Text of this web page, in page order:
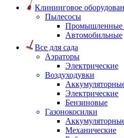
Клининговое
Пылесосы
Промышленные
Автомобильные
Все для сада
Аэраторы
Электрические
Воздуходувки
Электрические
Бензиновые
Газонокосилки
Механические